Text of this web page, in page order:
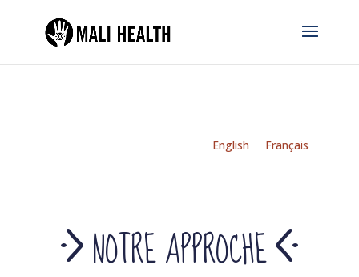
English Français
NOTRE APPROCHE